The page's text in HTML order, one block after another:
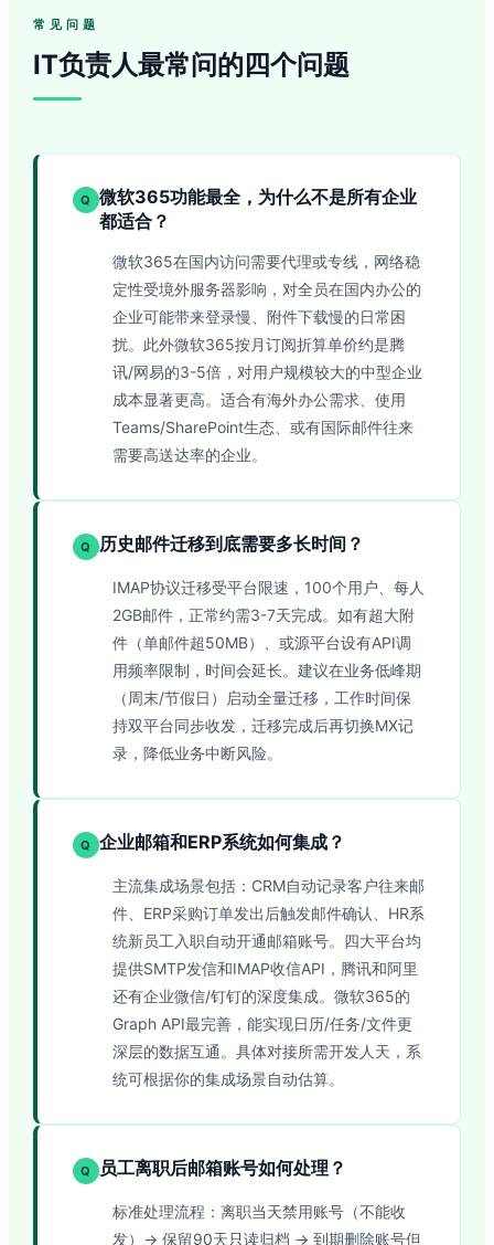
常见问题
IT负责人最常问的四个问题
Q
微软365功能最全，为什么不是所有企业
都适合？
微软365在国内访问需要代理或专线，网络稳
定性受境外服务器影响，对全员在国内办公的
企业可能带来登录慢、附件下载慢的日常困
扰。此外微软365按月订阅折算单价约是腾
讯/网易的3-5倍，对用户规模较大的中型企业
成本显著更高。适合有海外办公需求、使用
Teams/SharePoint生态、或有国际邮件往来
需要高送达率的企业。
Q 历史邮件迁移到底需要多长时间？
IMAP协议迁移受平台限速，100个用户、每人
2GB邮件，正常约需3-7天完成。如有超大附
件（单邮件超50MB）、或源平台设有API调
用频率限制，时间会延长。建议在业务低峰期
（周末/节假日）启动全量迁移，工作时间保
持双平台同步收发，迁移完成后再切换MX记
录，降低业务中断风险。
Q 企业邮箱和ERP系统如何集成？
主流集成场景包括：CRM自动记录客户往来邮
件、ERP采购订单发出后触发邮件确认、HR系
统新员工入职自动开通邮箱账号。四大平台均
提供SMTP发信和IMAP收信API，腾讯和阿里
还有企业微信/钉钉的深度集成。微软365的
Graph API最完善，能实现日历/任务/文件更
深层的数据互通。具体对接所需开发人天，系
统可根据你的集成场景自动估算。
Q 员工离职后邮箱账号如何处理？
标准处理流程：离职当天禁用账号（不能收
发）→ 保留90天只读归档 → 到期删除账号但